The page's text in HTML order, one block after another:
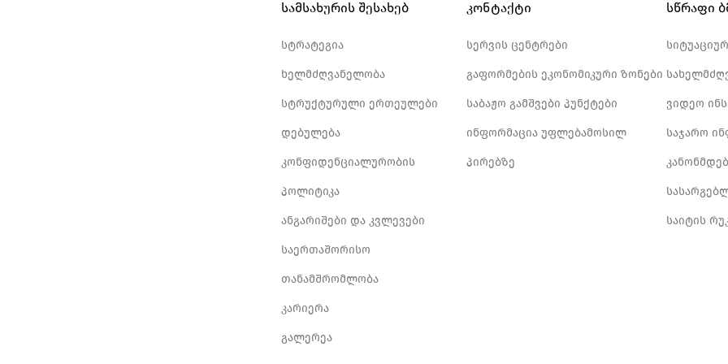
სამსახურის შესახებ
სტრატეგია
ხელმძღვანელობა
სტრუქტურული ერთეულები
დებულება
კონფიდენციალურობის
პოლიტიკა
ანგარიშები და კვლევები
საერთაშორისო
თანამშრომლობა
კარიერა
გალერეა
კონტაქტი
სერვის ცენტრები
გაფორმების ეკონომიკური ზონები
საბაჟო გამშვები პუნქტები
ინფორმაცია უფლებამოსილ
პირებზე
სწრაფი
ვიდეო
საჯარო
საიტის